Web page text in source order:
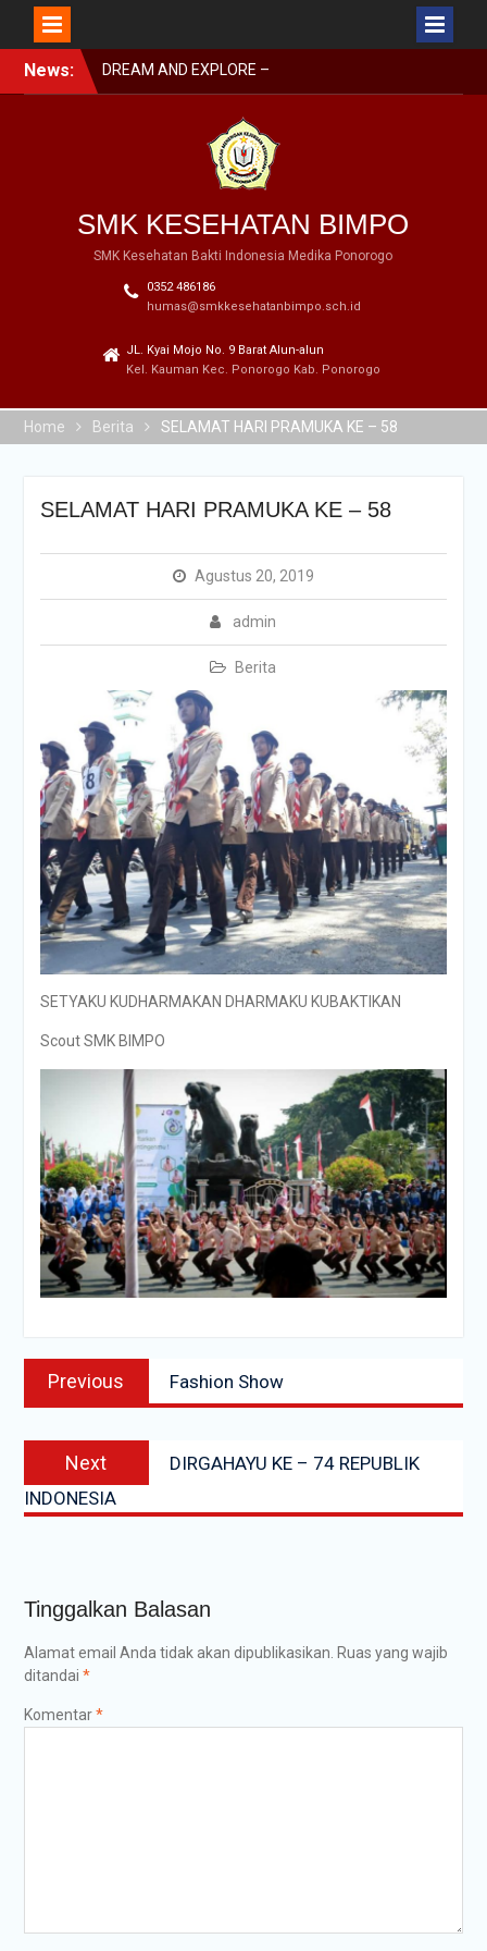
News:
DREAM AND EXPLORE –
MPLS BIMPO 2023
SWASTA FESTIVAL 2023
BARENG BUPATI
GERAK JALAN GARAPAN
DISBUDPARPORA
SMK KESEHATAN BIMPO
SMK Kesehatan Bakti Indonesia Medika Ponorogo
0352 486186
humas@smkkesehatanbimpo.sch.id
JL. Kyai Mojo No. 9 Barat Alun-alun
Kel. Kauman Kec. Ponorogo Kab. Ponorogo
Home Berita SELAMAT HARI PRAMUKA KE – 58
SELAMAT HARI PRAMUKA KE – 58
Agustus 20, 2019
admin
Berita
SETYAKU KUDHARMAKAN DHARMAKU KUBAKTIKAN
Scout SMK BIMPO
Navigasi
posPrevious
post:
Fashion Show
Next
post:
DIRGAHAYU KE – 74 REPUBLIK
INDONESIA
Tinggalkan Balasan
Alamat email Anda tidak akan dipublikasikan. Ruas yang wajib
ditandai *
Komentar*